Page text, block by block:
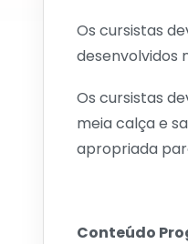
Os cursistas
desenvolvidos
Os cursistas
meia calça e
apropriada
Conteúdo